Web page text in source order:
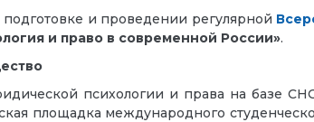
подготовке и проведении регулярной
и право в современной России».
психологии и права на базе
площадка международного